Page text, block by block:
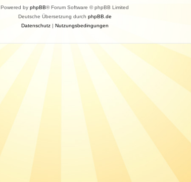
Powered by phpBB® Forum Software © phpBB Limited
Deutsche Übersetzung durch phpBB.de
Datenschutz| Nutzungsbedingungen